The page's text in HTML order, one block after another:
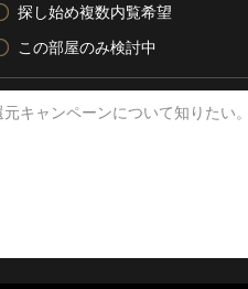
探し始め複数内覧希望
この部屋のみ検討中